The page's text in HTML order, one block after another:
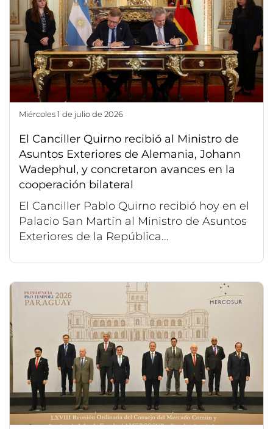
miércoles 1 de julio de 2026
El Canciller Quirno recibió al Ministro de
Asuntos Exteriores de Alemania, Johann
Wadephul, y concretaron avances en la
cooperación bilateral
El Canciller Pablo Quirno recibió hoy en el
Palacio San Martín al Ministro de Asuntos
Exteriores de la República...